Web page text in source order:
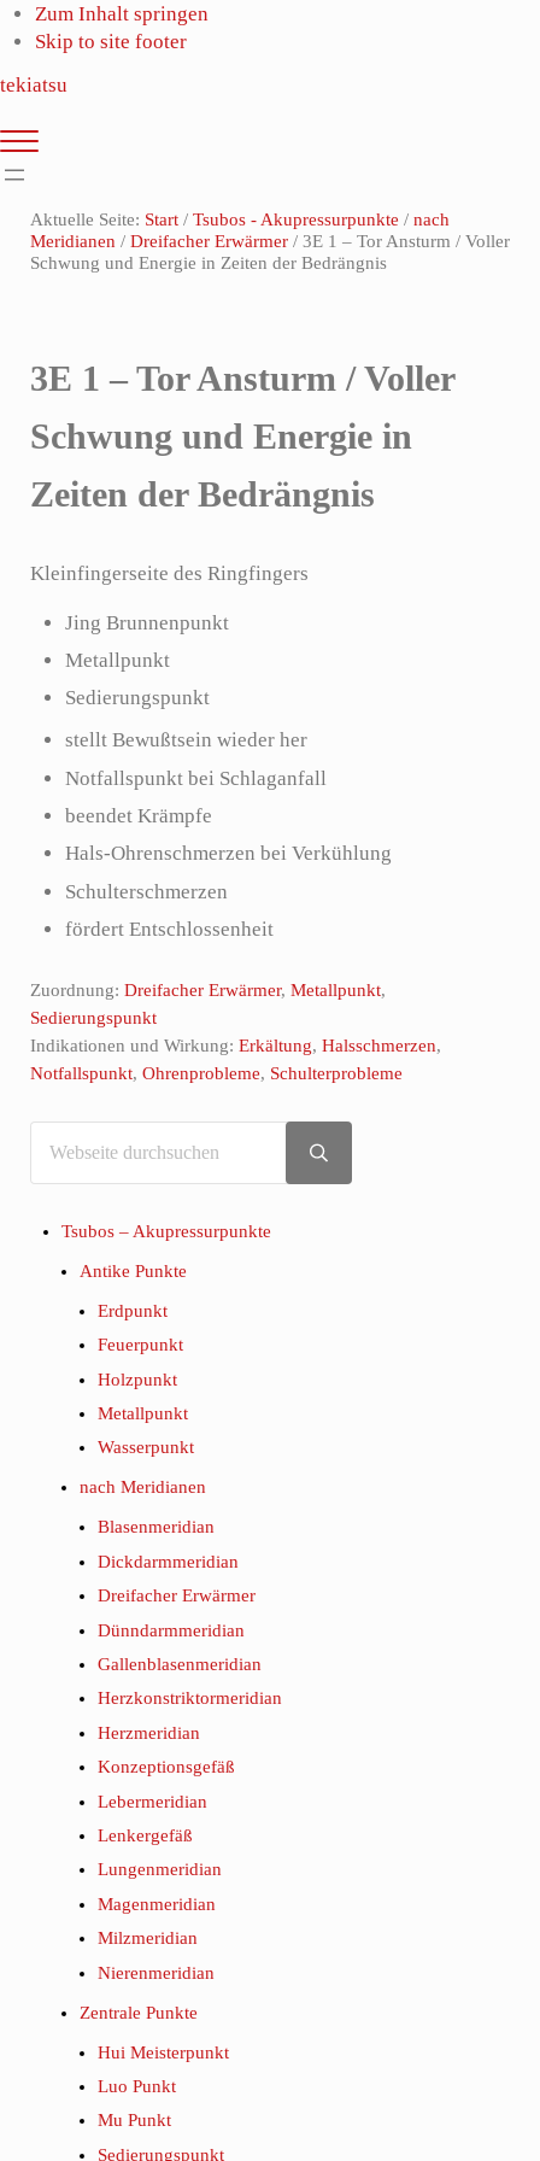
Zum Inhalt springen
Skip to site footer
tekiatsu
Shiatsu
bringt
Fluss...
Menu
Aktuelle Seite: Start / Tsubos - Akupressurpunkte / nach
Meridianen / Dreifacher Erwärmer /3E 1 – Tor Ansturm / Voller
Schwung und Energie in Zeiten der Bedrängnis
3E 1 – Tor Ansturm / Voller
Schwung und Energie in
Zeiten der Bedrängnis
Kleinfingerseite des Ringfingers
Jing Brunnenpunkt
Metallpunkt
Sedierungspunkt
stellt Bewußtsein wieder her
Notfallspunkt bei Schlaganfall
beendet Krämpfe
Hals-Ohrenschmerzen bei Verkühlung
Schulterschmerzen
fördert Entschlossenheit
Zuordnung: Dreifacher Erwärmer, Metallpunkt,
Sedierungspunkt
Indikationen und Wirkung: Erkältung, Halsschmerzen,
Notfallspunkt, Ohrenprobleme, Schulterprobleme
Sidebar
durchsuchen
Submit
search
Tsubos – Akupressurpunkte
Antike Punkte
Erdpunkt
Feuerpunkt
Holzpunkt
Metallpunkt
Wasserpunkt
nach Meridianen
Blasenmeridian
Dickdarmmeridian
Dreifacher Erwärmer
Dünndarmmeridian
Gallenblasenmeridian
Herzkonstriktormeridian
Herzmeridian
Konzeptionsgefäß
Lebermeridian
Lenkergefäß
Lungenmeridian
Magenmeridian
Milzmeridian
Nierenmeridian
Zentrale Punkte
Hui Meisterpunkt
Luo Punkt
Mu Punkt
Sedierungspunkt